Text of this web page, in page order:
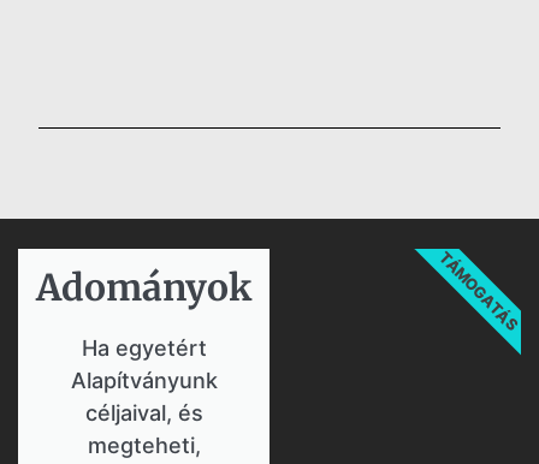
Adományok​
Ha egyetért
Alapítványunk
céljaival, és
megteheti,
TÁMOGATÁS